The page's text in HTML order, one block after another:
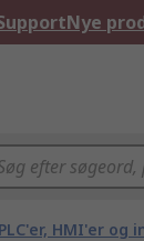
Nye
PLC'er, HMI'er og